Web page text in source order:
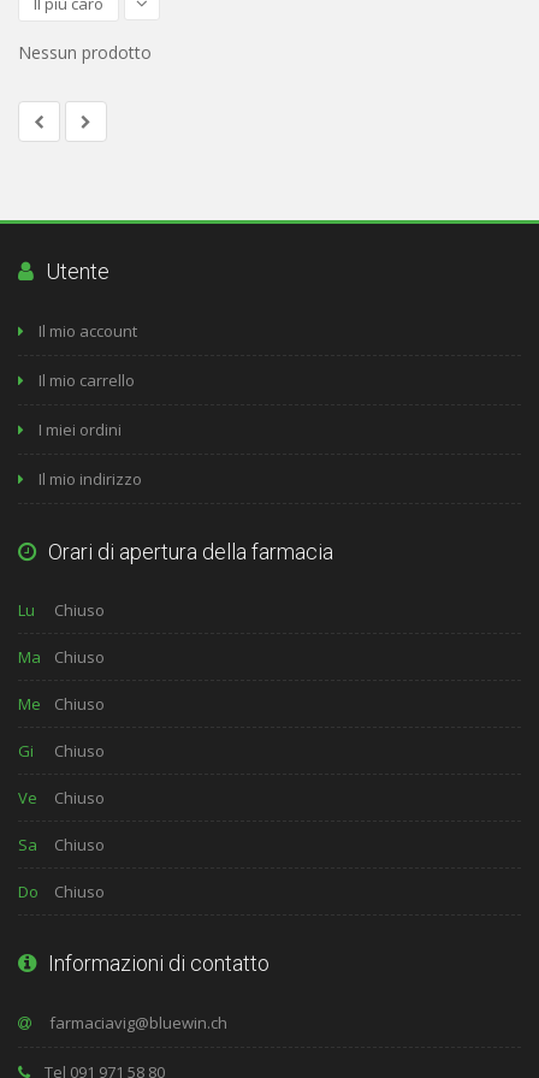
Nessun prodotto
Utente
Il mio account
Il mio carrello
I miei ordini
Il mio indirizzo
Orari di apertura della farmacia
Lu Chiuso
Ma Chiuso
Me Chiuso
Gi Chiuso
Ve Chiuso
Sa Chiuso
Do Chiuso
Informazioni di contatto
Tel 091 971 58 80